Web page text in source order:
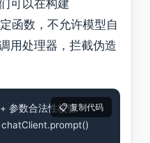
可以在构建
函数，不允许模型自
用处理器，拦截伪造
参数合法性校验